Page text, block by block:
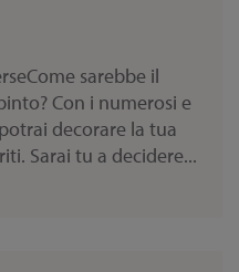
sarebbe il
Con i numerosi e
decorare la tua
Sarai tu a decidere...